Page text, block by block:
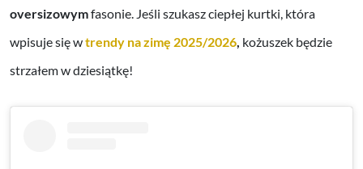
oversizowymfasonie. Jeśli szukasz ciepłej kurtki, która
wpisuje się wtrendy na zimę 2025/2026, kożuszek będzie
strzałem w dziesiątkę!